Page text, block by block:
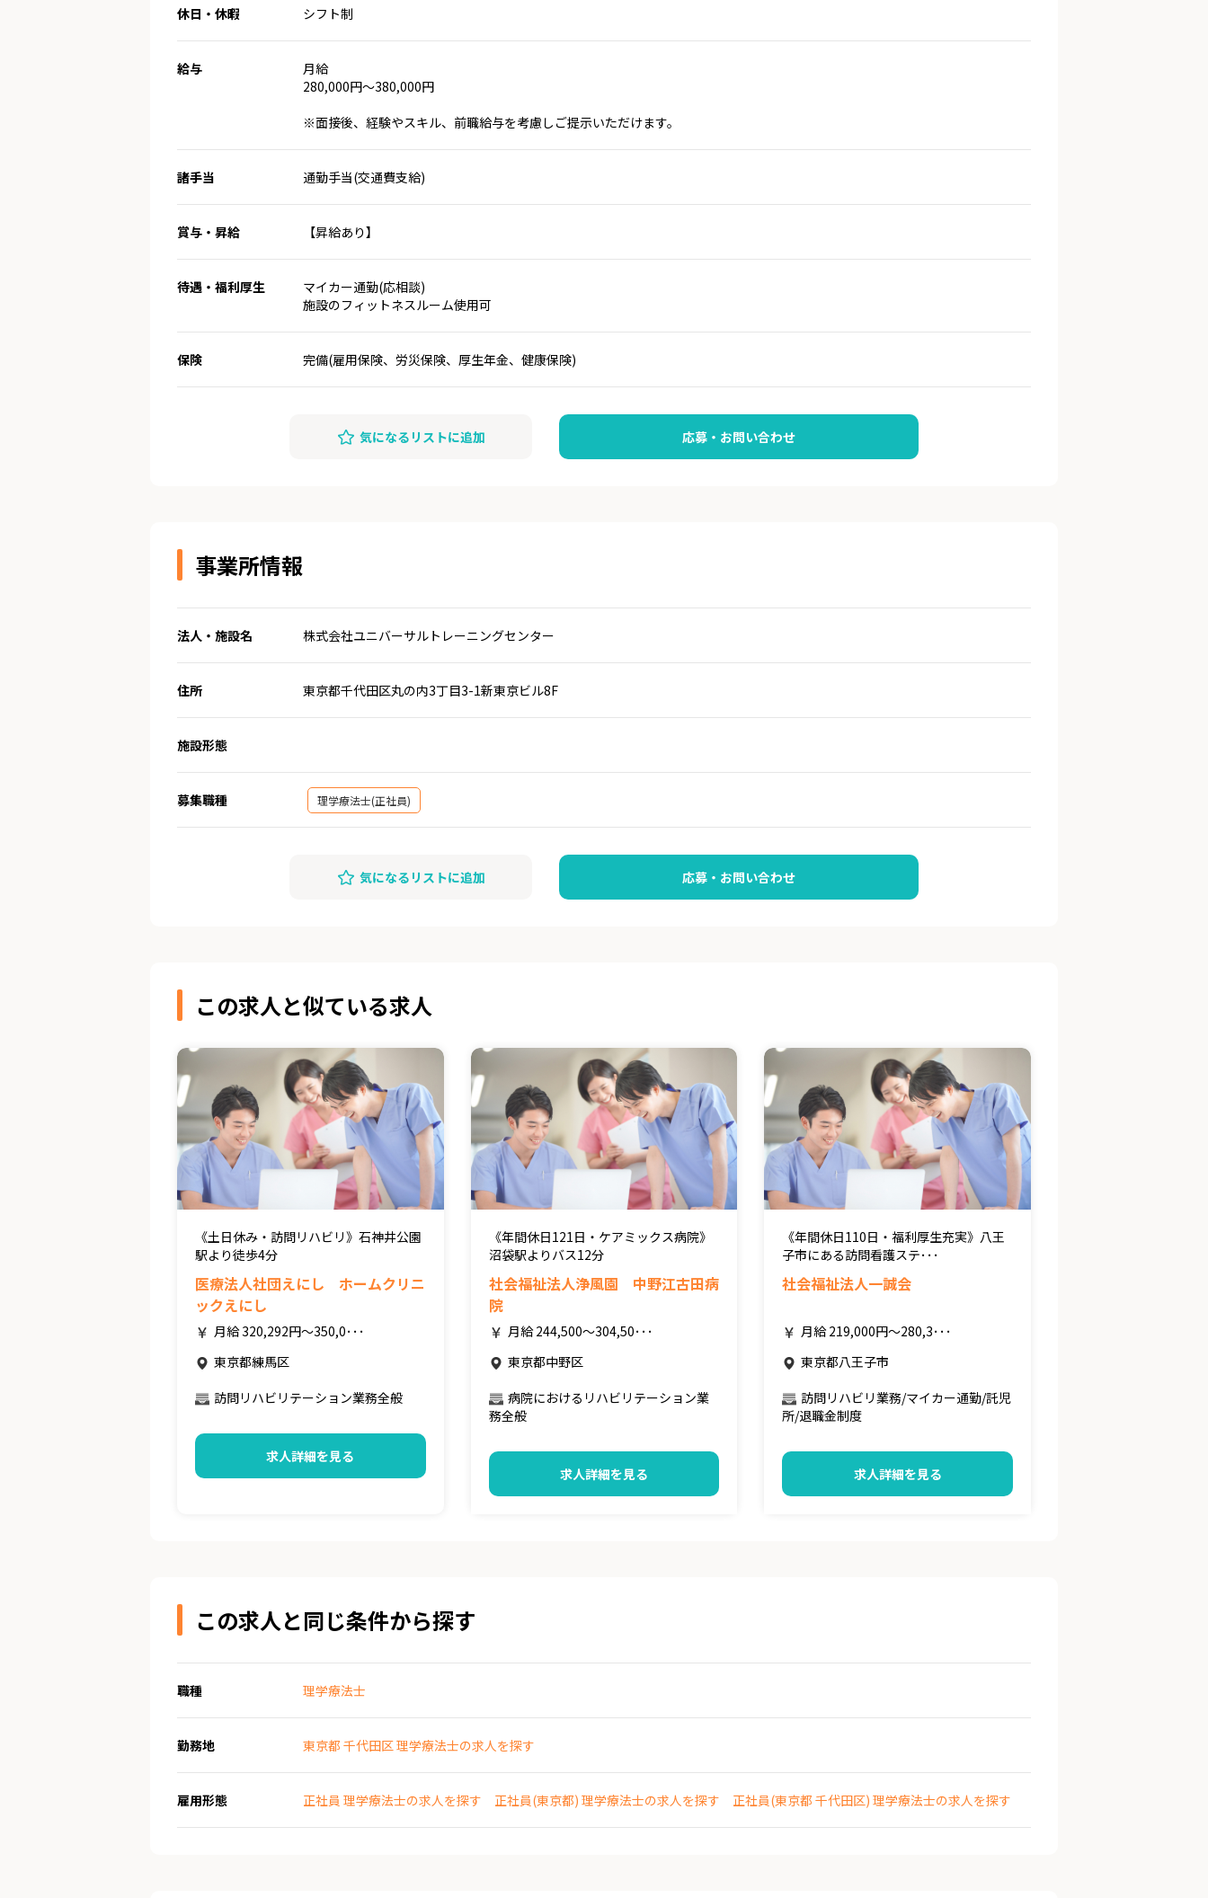
休日・休暇 シフト制
給与
月給
280,000円～380,000円
※面接後、経験やスキル、前職給与を考慮しご提示いただけます。
諸手当 通勤手当(交通費支給)
賞与・昇給 【昇給あり】
待遇・福利厚生
マイカー通勤(応相談)
施設のフィットネスルーム使用可
保険 完備(雇用保険、労災保険、厚生年金、健康保険)
気になるリストに追加 応募・お問い合わせ
事業所情報
法人・施設名 株式会社ユニバーサルトレーニングセンター
住所 東京都千代田区丸の内3丁目3-1新東京ビル8F
施設形態
募集職種 理学療法士(正社員)
気になるリストに追加 応募・お問い合わせ
この求人と似ている求人
《土日休み・訪問リハビリ》石神井公園
駅より徒歩4分
医療法人社団えにし ホームクリニ
ックえにし
月給 320,292円～350,0･･･
東京都練馬区
訪問リハビリテーション業務全般
求人詳細を見る
《年間休日121日・ケアミックス病院》
沼袋駅よりバス12分
社会福祉法人浄風園 中野江古田病
院
月給 244,500～304,50･･･
東京都中野区
病院におけるリハビリテーション業
務全般
求人詳細を見る
《年間休日110日・福利厚生充実》八王
子市にある訪問看護ステ･･･
社会福祉法人一誠会
月給 219,000円～280,3･･･
東京都八王子市
訪問リハビリ業務/マイカー通勤/託児
所/退職金制度
求人詳細を見る
この求人と同じ条件から探す
職種 理学療法士
勤務地 東京都 千代田区 理学療法士の求人を探す
雇用形態 正社員 理学療法士の求人を探す 正社員(東京都) 理学療法士の求人を探す 正社員(東京都 千代田区) 理学療法士の求人を探す